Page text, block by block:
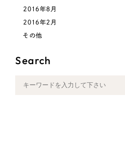
2016年8月
2016年2月
その他
Search